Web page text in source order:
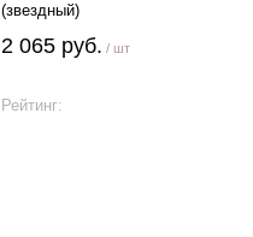
(звездный)
2 065 руб. / шт
Рейтинг: